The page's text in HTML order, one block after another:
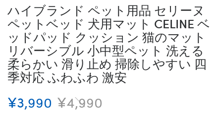
ハイブランド ペット用品 セリーヌ
ペットベッド 犬用マット CELINE ベ
ッドパッド クッション 猫のマット
リバーシブル 小中型ペット 洗える
柔らかい 滑り止め 掃除しやすい 四
季対応 ふわふわ 激安
¥3,990 ¥4,990